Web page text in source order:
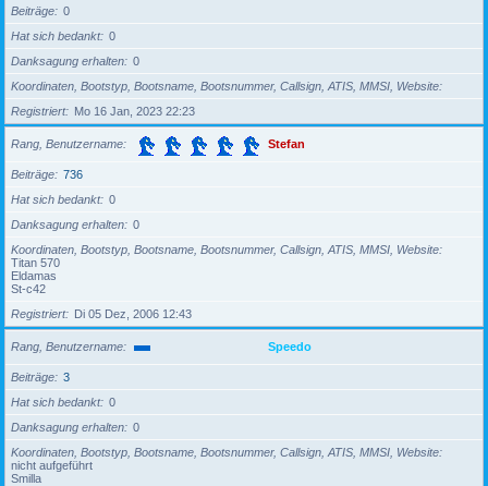
Beiträge
0
Hat sich bedankt
0
Danksagung erhalten
0
Koordinaten, Bootstyp, Bootsname, Bootsnummer, Callsign, ATIS, MMSI, Website
Registriert
Mo 16 Jan, 2023 22:23
Rang, Benutzername Stefan
Beiträge
736
Hat sich bedankt
0
Danksagung erhalten
0
Koordinaten, Bootstyp, Bootsname, Bootsnummer, Callsign, ATIS, MMSI, Website
Titan 570
Eldamas
St-c42
Registriert
Di 05 Dez, 2006 12:43
Rang, Benutzername Speedo
Beiträge
3
Hat sich bedankt
0
Danksagung erhalten
0
Koordinaten, Bootstyp, Bootsname, Bootsnummer, Callsign, ATIS, MMSI, Website
nicht aufgeführt
Smilla